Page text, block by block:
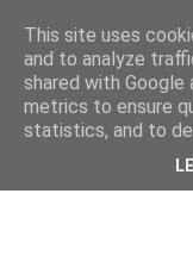
This site uses
and to analyze
shared with
metrics to ensure
statistics, and to